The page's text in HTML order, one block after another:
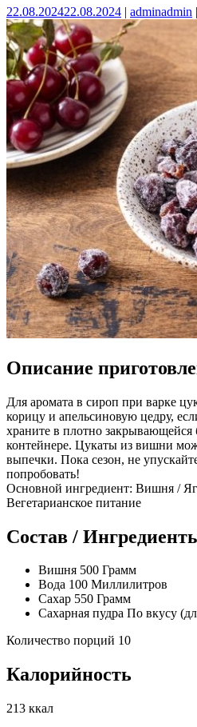
22.08.202422.08.2024 | adminadmin |
Описание
Для аромата в сироп при варке
корицу и апельсиновую цедру,
храните в плотно
контейнере. Цукаты из вишни
выпечки. Пока сезон, не
попробовать!
Основной ингредиент: Вишня /
Вегетарианское питание
Состав /
Вишня 500 Грамм
Вода 100 Миллилитров
Сахар 550 Грамм
Сахарная пудра По вкусу
Количество порций 10
Калорийность
213 ккал